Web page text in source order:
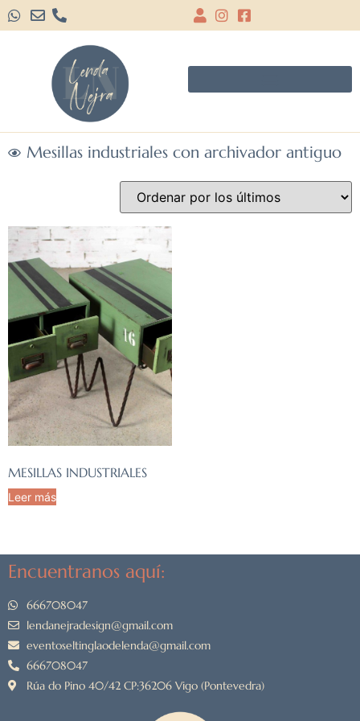
Mesillas industriales con archivador antiguo
MESILLAS INDUSTRIALES
Leer más
Encuentranos aquí:
666708047
lendanejradesign@gmail.com
eventoseltinglaodelenda@gmail.com
666708047
Rúa do Pino 40/42 CP:36206 Vigo (Pontevedra)